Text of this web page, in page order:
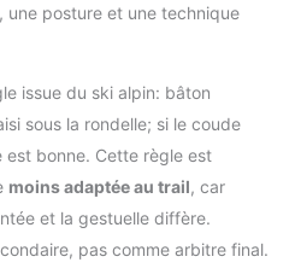
une posture et une technique
issue du ski alpin: bâton
sous la rondelle; si le coude
est bonne. Cette règle est
moins adaptée au trail, car
et la gestuelle diffère.
pas comme arbitre final.